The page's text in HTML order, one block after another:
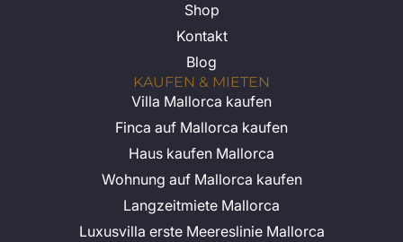
Shop
Kontakt
Blog
KAUFEN & MIETEN
Villa Mallorca kaufen
Finca auf Mallorca kaufen
Haus kaufen Mallorca
Wohnung auf Mallorca kaufen
Langzeitmiete Mallorca
Luxusvilla erste Meereslinie Mallorca